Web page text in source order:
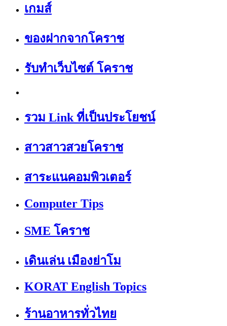
เกมส์
ของฝากจากโคราช
รับทำเว็บไซต์ โคราช
รวม Link ที่เป็นประโยชน์
สาวสาวสวยโคราช
สาระแนคอมพิวเตอร์
Computer Tips
SME โคราช
เดินเล่น เมืองย่าโม
KORAT English Topics
ร้านอาหารทั่วไทย